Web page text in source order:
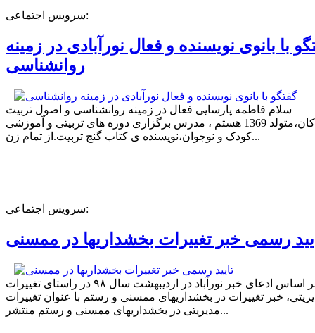
سرویس اجتماعی:
با بانوی نویسنده و فعال نورآبادی در زمینه
روانشناسی
سلام فاطمه پارسایی فعال در زمینه روانشناسی و اصول تربیت
کودکان،متولد 1369 هستم ، مدرس برگزاری دوره های تربیتی و آموزشی
کودک و نوجوان،نویسنده ی کتاب گنج تربیت.از تمام زن...
سرویس اجتماعی:
رسمی خبر تغییرات بخشداریها در ممسنی
بر اساس ادعای خبر نورآباد در اردیبهشت سال ۹۸ در راستای تغییرات
خبر تغییرات در بخشداریهای ممسنی و رستم با عنوان تغییرات
مدیریتی در بخشداریهای ممسنی و رستم منتشر...